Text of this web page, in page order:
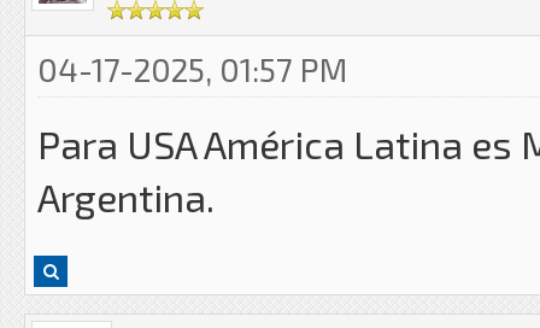
04-17-2025, 01:57 PM
Para USA América Latina es
Argentina.